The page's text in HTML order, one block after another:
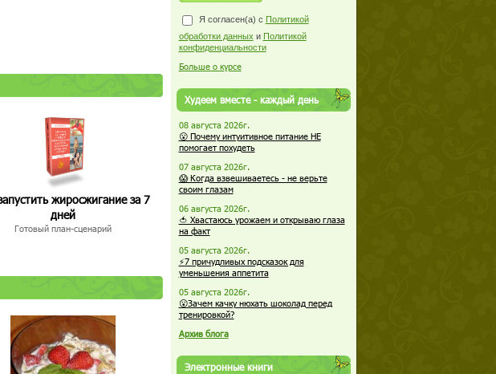
жиросжигание за 7
дней
Готовый план-сценарий
Я согласен(а) с Политикой
обработки данных и Политикой
конфиденциальности
Больше о курсе
Худеем вместе - каждый день
08 августа 2026г.
😮 Почему интуитивное питание НЕ
помогает похудеть
07 августа 2026г.
😱 Когда взвешиваетесь - не верьте
своим глазам
06 августа 2026г.
🍅 Хвастаюсь урожаем и открываю глаза
на факт
05 августа 2026г.
⚡7 причудливых подсказок для
уменьшения аппетита
05 августа 2026г.
😮Зачем качку нюхать шоколад перед
тренировкой?
Архив блога
Электронные книги